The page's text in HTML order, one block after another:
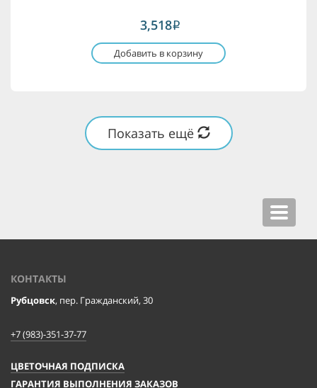
3,518i
Добавить в корзину
Показать ещё
Toggle
КОНТАКТЫ
Рубцовск, пер. Гражданский, 30
+7 (983)-351-37-77
ЦВЕТОЧНАЯ ПОДПИСКА
ГАРАНТИЯ ВЫПОЛНЕНИЯ ЗАКАЗОВ